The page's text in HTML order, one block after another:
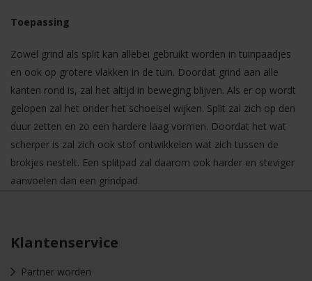
Toepassing
Zowel grind als split kan allebei gebruikt worden in tuinpaadjes
en ook op grotere vlakken in de tuin. Doordat grind aan alle
kanten rond is, zal het altijd in beweging blijven. Als er op wordt
gelopen zal het onder het schoeisel wijken. Split zal zich op den
duur zetten en zo een hardere laag vormen. Doordat het wat
scherper is zal zich ook stof ontwikkelen wat zich tussen de
brokjes nestelt. Een splitpad zal daarom ook harder en steviger
aanvoelen dan een grindpad.
Klantenservice
Partner worden